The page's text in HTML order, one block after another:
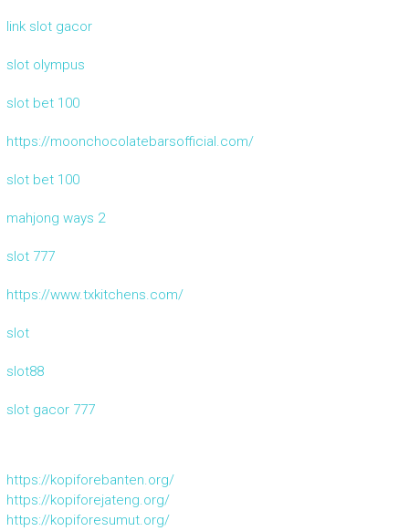
link slot gacor
slot olympus
slot bet 100
https://moonchocolatebarsofficial.com/
slot bet 100
mahjong ways 2
slot 777
https://www.txkitchens.com/
slot
slot88
slot gacor 777
https://kopiforebanten.org/
https://kopiforejateng.org/
https://kopiforesumut.org/